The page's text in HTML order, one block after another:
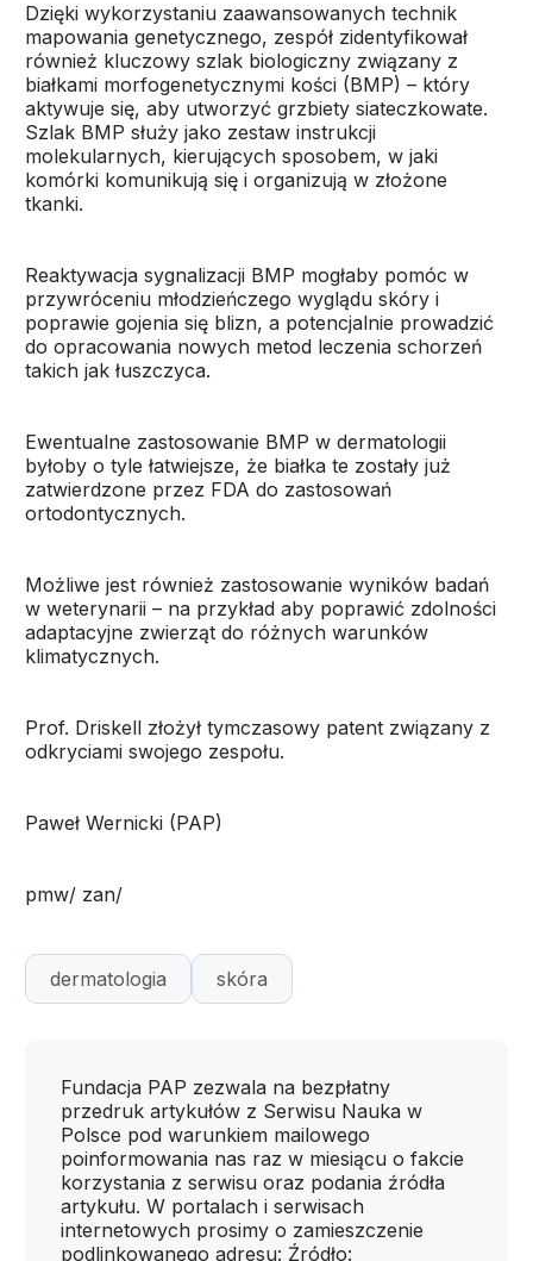
Dzięki wykorzystaniu zaawansowanych technik
mapowania genetycznego, zespół zidentyfikował
również kluczowy szlak biologiczny związany z
białkami morfogenetycznymi kości (BMP) – który
aktywuje się, aby utworzyć grzbiety siateczkowate.
Szlak BMP służy jako zestaw instrukcji
molekularnych, kierujących sposobem, w jaki
komórki komunikują się i organizują w złożone
tkanki.
Reaktywacja sygnalizacji BMP mogłaby pomóc w
przywróceniu młodzieńczego wyglądu skóry i
poprawie gojenia się blizn, a potencjalnie prowadzić
do opracowania nowych metod leczenia schorzeń
takich jak łuszczyca.
Ewentualne zastosowanie BMP w dermatologii
byłoby o tyle łatwiejsze, że białka te zostały już
zatwierdzone przez FDA do zastosowań
ortodontycznych.
Możliwe jest również zastosowanie wyników badań
w weterynarii – na przykład aby poprawić zdolności
adaptacyjne zwierząt do różnych warunków
klimatycznych.
Prof. Driskell złożył tymczasowy patent związany z
odkryciami swojego zespołu.
Paweł Wernicki (PAP)
pmw/ zan/
dermatologia skóra
Fundacja PAP zezwala na bezpłatny
przedruk artykułów z Serwisu Nauka w
Polsce pod warunkiem mailowego
poinformowania nas raz w miesiącu o fakcie
korzystania z serwisu oraz podania źródła
artykułu. W portalach i serwisach
internetowych prosimy o zamieszczenie
podlinkowanego adresu: Źródło: